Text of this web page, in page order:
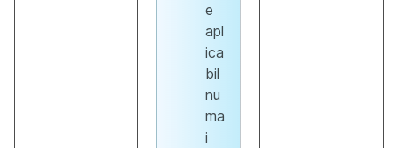
e
apl
ica
bil
nu
ma
i